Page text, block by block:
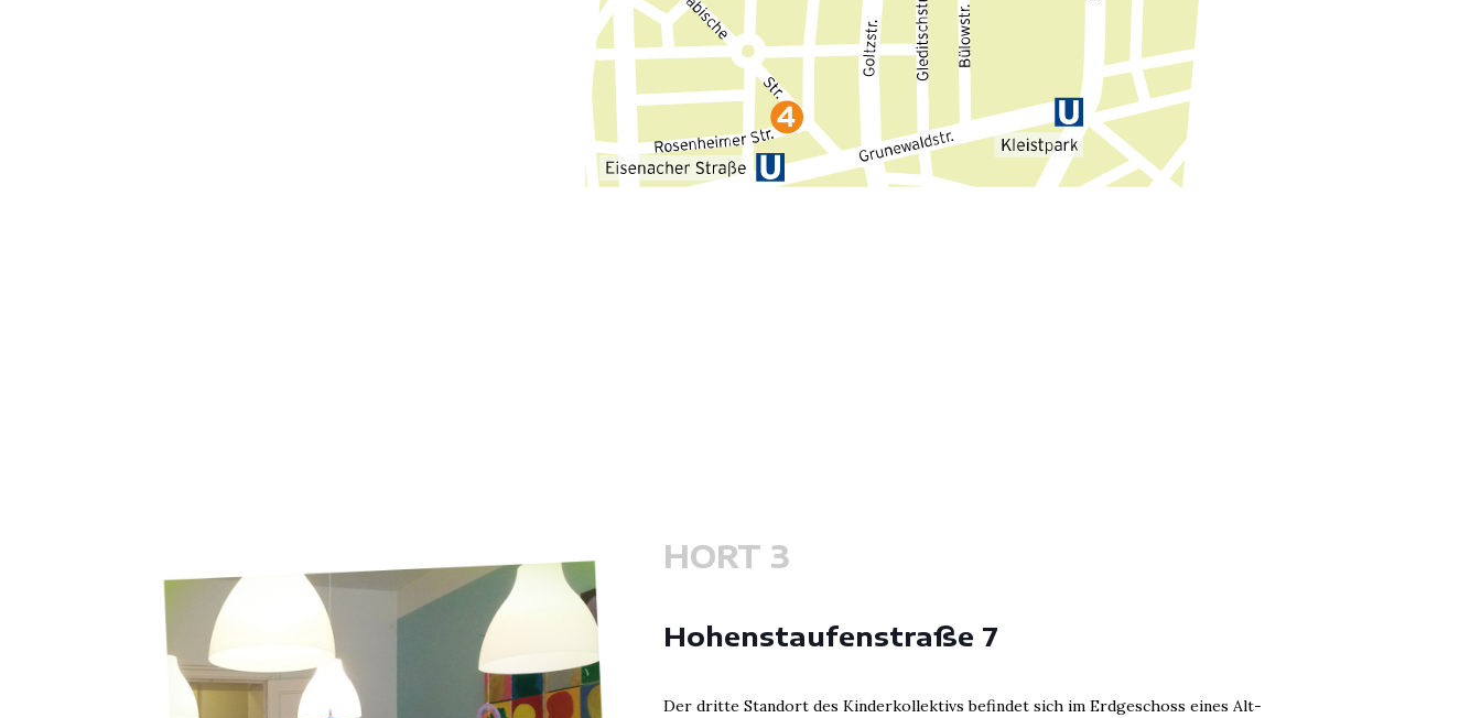
HORT 3
Hohenstaufenstraße 7
Der dritte Standort des Kinderkollektivs befindet sich im Erdgeschoss eines Alt-